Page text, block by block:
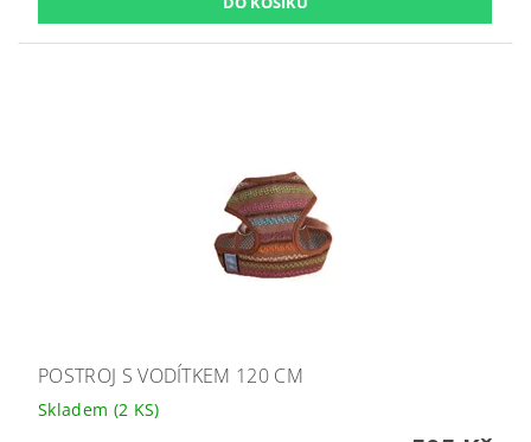
POSTROJ S VODÍTKEM 120 CM
Skladem (2 KS)